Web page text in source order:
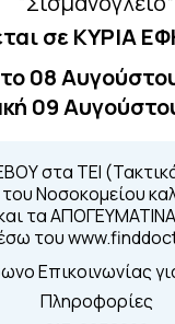
σε ΚΥΡΙΑ
08
09
στα ΤΕΙ
Νοσοκομείου
τα ΑΠΟΓΕΥΜΑΤΙΝΑ
του
Επικοινωνίας
Πληροφορίες
για
πρωινά και τα
Από τον ιστότοπο
Μέσω της
Σισμανόγλειο -